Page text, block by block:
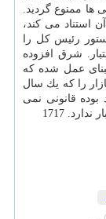
ها ممنوع گردید.
استناد می كند،
رئیس كل را
شرق افزوده
عمل شده كه
را كه یك سال
قانونی نمی
1717